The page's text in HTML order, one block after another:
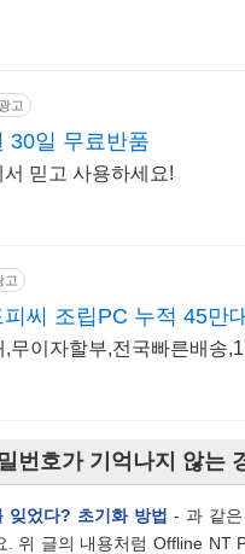
광고
30일 무료반품
믿고 사용하세요!
고
씨 조립PC 누적 45만
무이자할부,전국빠른배송
번호가 기억나지 않는
잊었다? 초기화 방법 - 과 같
. 위 글의 내용처럼 Offline NT